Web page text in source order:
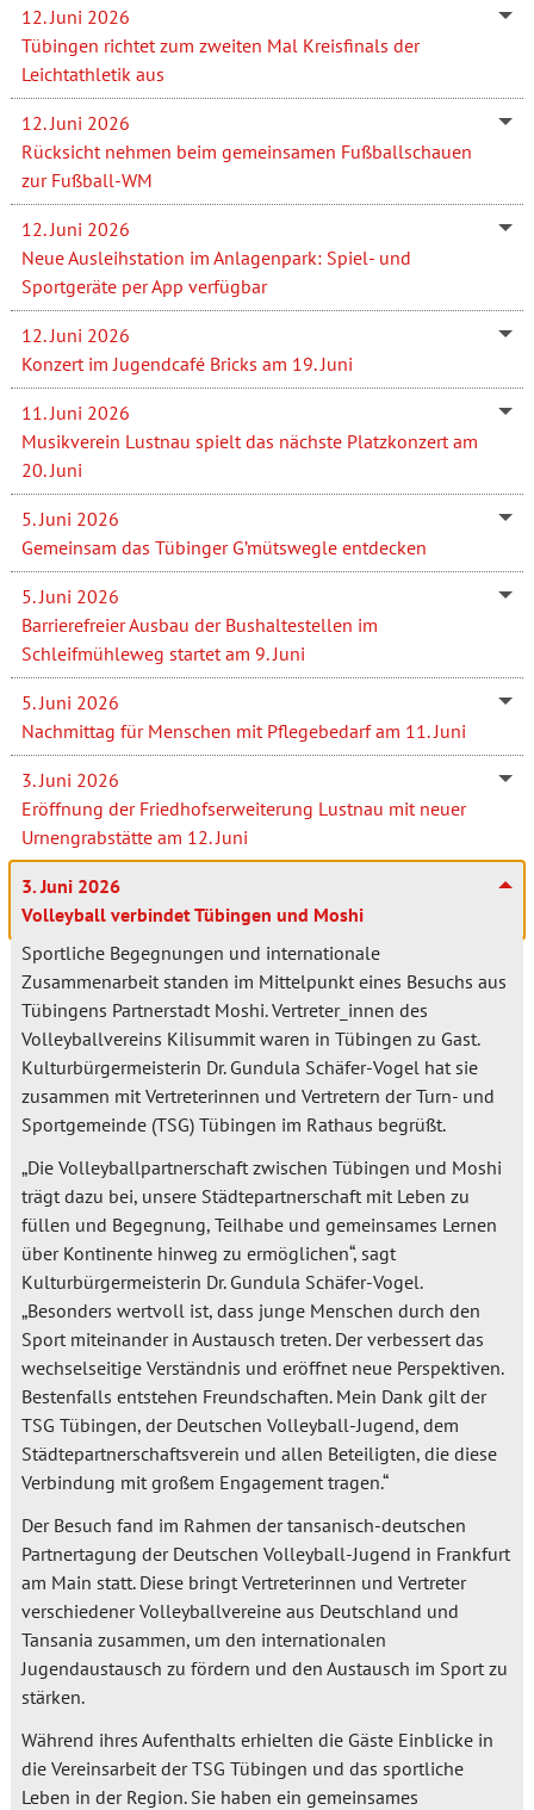
12. Juni 2026
Tübingen richtet zum zweiten Mal Kreisfinals der
Leichtathletik aus
12. Juni 2026
Rücksicht nehmen beim gemeinsamen Fußballschauen
zur Fußball-WM
12. Juni 2026
Neue Ausleihstation im Anlagenpark: Spiel- und
Sportgeräte per App verfügbar
12. Juni 2026
Konzert im Jugendcafé Bricks am 19. Juni
11. Juni 2026
Musikverein Lustnau spielt das nächste Platzkonzert am
20. Juni
5. Juni 2026
Gemeinsam das Tübinger G’mütswegle entdecken
5. Juni 2026
Barrierefreier Ausbau der Bushaltestellen im
Schleifmühleweg startet am 9. Juni
5. Juni 2026
Nachmittag für Menschen mit Pflegebedarf am 11. Juni
3. Juni 2026
Eröffnung der Friedhofserweiterung Lustnau mit neuer
Urnengrabstätte am 12. Juni
3. Juni 2026
Volleyball verbindet Tübingen und Moshi
Sportliche Begegnungen und internationale
Zusammenarbeit standen im Mittelpunkt eines Besuchs aus
Tübingens Partnerstadt Moshi. Vertreter_innen des
Volleyballvereins Kilisummit waren in Tübingen zu Gast.
Kulturbürgermeisterin Dr. Gundula Schäfer-Vogel hat sie
zusammen mit Vertreterinnen und Vertretern der Turn- und
Sportgemeinde (TSG) Tübingen im Rathaus begrüßt.
„Die Volleyballpartnerschaft zwischen Tübingen und Moshi
trägt dazu bei, unsere Städtepartnerschaft mit Leben zu
füllen und Begegnung, Teilhabe und gemeinsames Lernen
über Kontinente hinweg zu ermöglichen“, sagt
Kulturbürgermeisterin Dr. Gundula Schäfer-Vogel.
„Besonders wertvoll ist, dass junge Menschen durch den
Sport miteinander in Austausch treten. Der verbessert das
wechselseitige Verständnis und eröffnet neue Perspektiven.
Bestenfalls entstehen Freundschaften. Mein Dank gilt der
TSG Tübingen, der Deutschen Volleyball-Jugend, dem
Städtepartnerschaftsverein und allen Beteiligten, die diese
Verbindung mit großem Engagement tragen.“
Der Besuch fand im Rahmen der tansanisch-deutschen
Partnertagung der Deutschen Volleyball-Jugend in Frankfurt
am Main statt. Diese bringt Vertreterinnen und Vertreter
verschiedener Volleyballvereine aus Deutschland und
Tansania zusammen, um den internationalen
Jugendaustausch zu fördern und den Austausch im Sport zu
stärken.
Während ihres Aufenthalts erhielten die Gäste Einblicke in
die Vereinsarbeit der TSG Tübingen und das sportliche
Leben in der Region. Sie haben ein gemeinsames